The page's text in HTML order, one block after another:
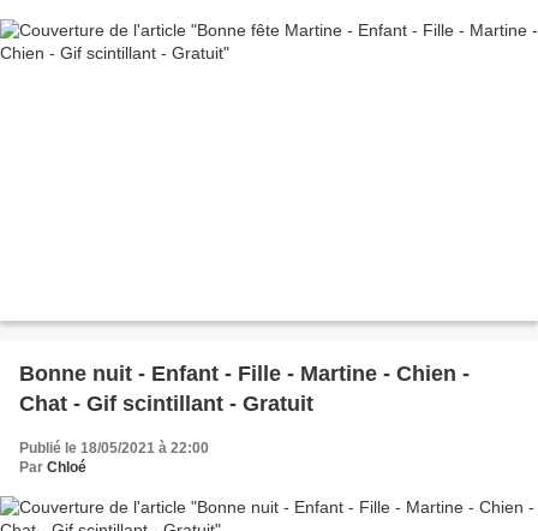
Bonne nuit - Enfant - Fille - Martine - Chien -
Chat - Gif scintillant - Gratuit
Publié le 18/05/2021 à 22:00
Par Chloé